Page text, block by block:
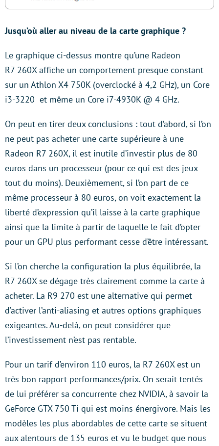
Jusqu’où aller au niveau de la carte graphique ?
Le graphique ci-dessus montre qu’une Radeon
R7 260X affiche un comportement presque constant
sur un Athlon X4 750K (overclocké à 4,2 GHz), un Core
i3-3220 et même un Core i7-4930K @ 4 GHz.
On peut en tirer deux conclusions : tout d’abord, si l’on
ne peut pas acheter une carte supérieure à une
Radeon R7 260X, il est inutile d’investir plus de 80
euros dans un processeur (pour ce qui est des jeux
tout du moins). Deuxièmement, si l’on part de ce
même processeur à 80 euros, on voit exactement la
liberté d’expression qu’il laisse à la carte graphique
ainsi que la limite à partir de laquelle le fait d’opter
pour un GPU plus performant cesse d’être intéressant.
Si l’on cherche la configuration la plus équilibrée, la
R7 260X se dégage très clairement comme la carte à
acheter. La R9 270 est une alternative qui permet
d’activer l’anti-aliasing et autres options graphiques
exigeantes. Au-delà, on peut considérer que
l’investissement n’est pas rentable.
Pour un tarif d’environ 110 euros, la R7 260X est un
très bon rapport performances/prix. On serait tentés
de lui préférer sa concurrente chez NVIDIA, à savoir la
GeForce GTX 750 Ti qui est moins énergivore. Mais les
modèles les plus abordables de cette carte se situent
aux alentours de 135 euros et vu le budget que nous